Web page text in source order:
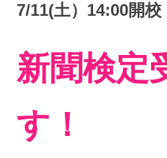
7/11(土）14:00開校
新聞検定
す！